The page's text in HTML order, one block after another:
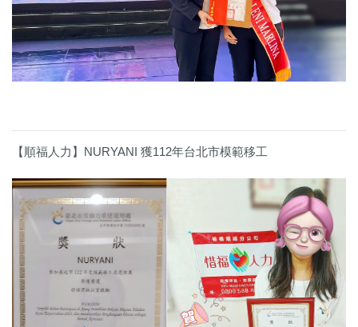
【順福人力】NURYANI 獲112年台北市模範移工